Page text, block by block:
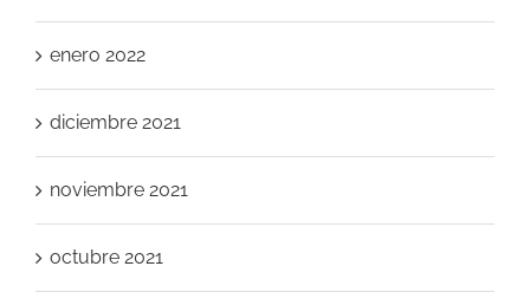
enero 2022
diciembre 2021
noviembre 2021
octubre 2021